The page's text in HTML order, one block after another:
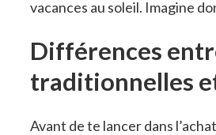
vacances au soleil. Imagine
Différences
traditionnelles
Avant de te lancer dans